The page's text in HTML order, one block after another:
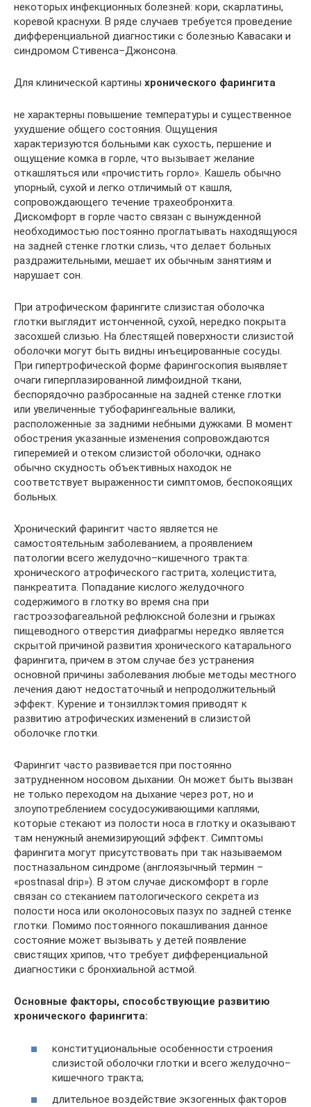
некоторых инфекционных болезней: кори, скарлатины,
коревой краснухи. В ряде случаев требуется проведение
дифференциальной диагностики с болезнью Kaвасаки и
синдромом Стивенса–Джонсона.
Для клинической картины хронического фарингита
не характерны повышение температуры и существенное
ухудшение общего состояния. Ощущения
характеризуются больными как сухость, першение и
ощущение комка в горле, что вызывает желание
откашляться или «прочистить горло». Кашель обычно
упорный, сухой и легко отличимый от кашля,
сопровождающего течение трахеобронхита.
Дискомфорт в горле часто связан с вынужденной
необходимостью постоянно проглатывать находящуюся
на задней стенке глотки слизь, что делает больных
раздражительными, мешает их обычным занятиям и
нарушает сон.
При атрофическом фарингите слизистая оболочка
глотки выглядит истонченной, сухой, нередко покрыта
засохшей слизью. На блестящей поверхности слизистой
оболочки могут быть видны инъецированные сосуды.
При гипертрофической форме фарингоскопия выявляет
очаги гиперплазированной лимфоидной ткани,
беспорядочно разбросанные на задней стенке глотки
или увеличенные тубофарингеальные валики,
расположенные за задними небными дужками. В момент
обострения указанные изменения сопровождаются
гиперемией и отеком слизистой оболочки, однако
обычно скудность объективных находок не
соответствует выраженности симптомов, беспокоящих
больных.
Хронический фарингит часто является не
самостоятельным заболеванием, а проявлением
патологии всего желудочно–кишечного тракта:
хронического атрофического гастрита, холецистита,
панкреатита. Попадание кислого желудочного
содержимого в глотку во время сна при
гастроэзофагеальной рефлюксной болезни и грыжах
пищеводного отверстия диафрагмы нередко является
скрытой причиной развития хронического катарального
фарингита, причем в этом случае без устранения
основной причины заболевания любые методы местного
лечения дают недостаточный и непродолжительный
эффект. Курение и тонзиллэктомия приводят к
развитию атрофических изменений в слизистой
оболочке глотки.
Фарингит часто развивается при постоянно
затрудненном носовом дыхании. Он может быть вызван
не только переходом на дыхание через рот, но и
злоупотреблением сосудосуживающими каплями,
которые стекают из полости носа в глотку и оказывают
там ненужный анемизирующий эффект. Симптомы
фарингита могут присутствовать при так называемом
постназальном синдроме (англоязычный термин –
«postnasal drip»). В этом случае дискомфорт в горле
связан со стеканием патологического секрета из
полости носа или околоносовых пазух по задней стенке
глотки. Помимо постоянного покашливания данное
состояние может вызывать у детей появление
свистящих хрипов, что требует дифференциальной
диагностики с бронхиальной астмой.
Основные факторы, способствующие развитию
хронического фарингита:
конституциональные особенности строения
слизистой оболочки глотки и всего желудочно–
кишечного тракта;
длительное воздействие экзогенных факторов